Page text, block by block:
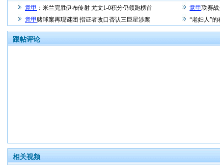
意甲 ：米兰完胜伊布传射 尤文1-0积分仍领跑榜首 意甲联赛
意甲 赌球案再现谜团 指证者改口否认三巨星涉案 “老妇人”
跟帖评论
相关视频